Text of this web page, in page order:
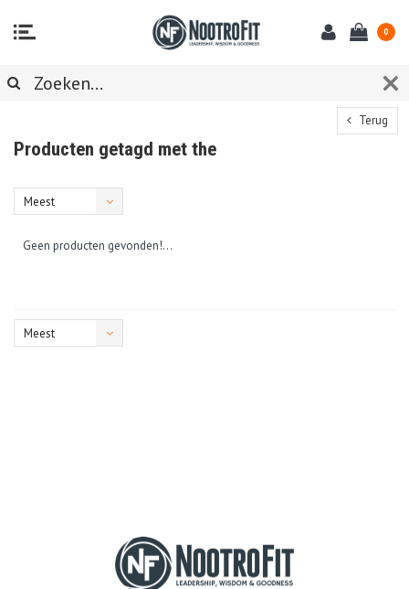
0
Terug
Producten getagd met the
Meest
Geen producten gevonden!...
Meest